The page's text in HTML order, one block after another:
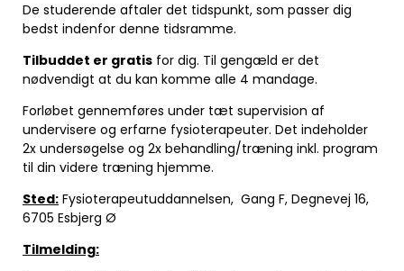
De studerende aftaler det tidspunkt, som passer dig
bedst indenfor denne tidsramme.
Tilbuddet er gratis for dig. Til gengæld er det
nødvendigt at du kan komme alle 4 mandage.
Forløbet gennemføres under tæt supervision af
undervisere og erfarne fysioterapeuter. Det indeholder
2x undersøgelse og 2x behandling/træning inkl. program
til din videre træning hjemme.
Sted: Fysioterapeutuddannelsen, Gang F, Degnevej 16,
6705 Esbjerg Ø
Tilmelding: